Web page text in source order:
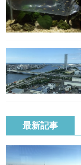
最新記事